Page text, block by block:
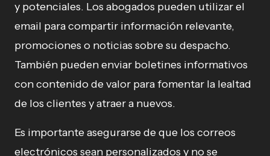
y potenciales. Los abogados pueden utilizar el
email para compartir información relevante,
promociones o noticias sobre su despacho.
También pueden enviar boletines informativos
con contenido de valor para fomentar la lealtad
de los clientes y atraer a nuevos.
Es importante asegurarse de que los correos
electrónicos sean personalizados y no se